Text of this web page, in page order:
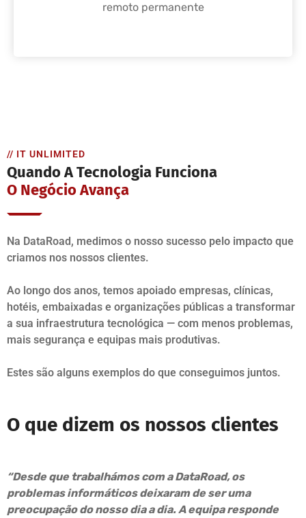
remoto permanente
// IT UNLIMITED
Quando A Tecnologia Funciona
O Negócio Avança
Na DataRoad, medimos o nosso sucesso pelo impacto que
criamos nos nossos clientes.
Ao longo dos anos, temos apoiado empresas, clínicas,
hotéis, embaixadas e organizações públicas a transformar
a sua infraestrutura tecnológica — com menos problemas,
mais segurança e equipas mais produtivas.
Estes são alguns exemplos do que conseguimos juntos.
O que dizem os nossos clientes
“Desde que trabalhámos com a DataRoad, os
problemas informáticos deixaram de ser uma
preocupação do nosso dia a dia. A equipa responde